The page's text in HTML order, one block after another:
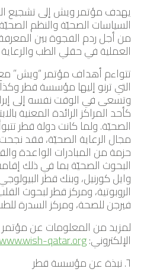
يهدف مؤتمر ويش إلى تشجيع
السياسات الصحيّة والنظم
من أجل ردم الفجوة بين
العملية في حقلي الطب
تتواءم أهداف مؤتمر “ويش” مع
وتسعى في الوقت نفسه إلى
كأحد المراكز الرائدة المعنية
الصحيّة. ولما كانت دولة قطر
مجال الرعاية الصحيّة، فقد
حزمة من المبادرات الواعدة
البحوث الصحيّة بما في ذلك
وايل كورنيل، وبنك قطر
الروبوتية، ومركز قطر لبحوث
فيرجن للصحة، ومركز السدرة
لمزيد من المعلومات عن
الإلكتروني:qatar.org/
٦. نبذة عن مؤسسة قطر